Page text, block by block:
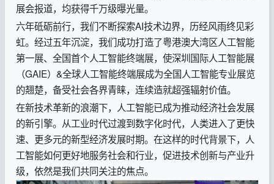
展会报道，均获得千万级曝光量。
六年砥砺前行，我们不断探索AI技术边界，历经风雨终见彩
虹。经过五年沉淀，我们成功打造了粤港澳大湾区人工智能
第一展、全国首个人工智能终端展，使深圳国际人工智能展
（GAIE）&全球人工智能终端展成为全国人工智能专业展览
的翘楚，备受社会各界青睐，连续造就超强辐射价值。
在新技术革新的浪潮下，人工智能已成为推动经济社会发展
的新引擎。从工业时代过渡到数字化时代，人类进入了更快
速、更多元的新型经济发展时期。在这样的时代背景下，人
工智能如何更好地服务社会和行业，促进技术创新与产业升
级，依然是我们共同关注的焦点。